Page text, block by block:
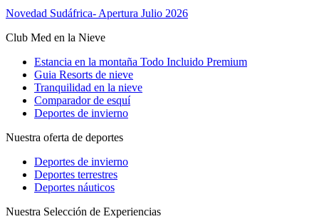
Novedad Sudáfrica- Apertura Julio 2026
Club Med en la Nieve
Estancia en la montaña Todo Incluido Premium
Guia Resorts de nieve
Tranquilidad en la nieve
Comparador de esquí
Deportes de invierno
Nuestra oferta de deportes
Deportes de invierno
Deportes terrestres
Deportes náuticos
Nuestra Selección de Experiencias